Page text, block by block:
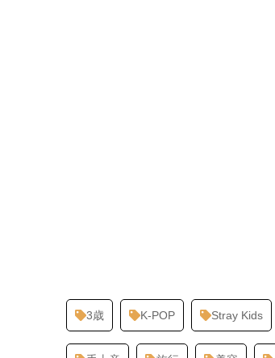
3歳 K-POP Stray Kids